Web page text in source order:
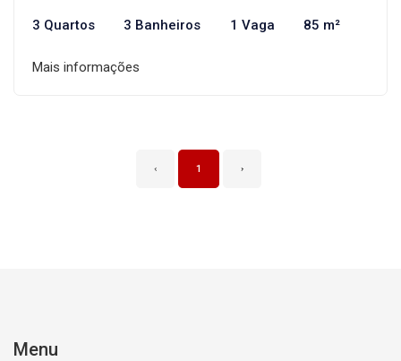
3 Quartos 3 Banheiros 1 Vaga 85 m²
Mais informações
‹ 1 ›
Menu